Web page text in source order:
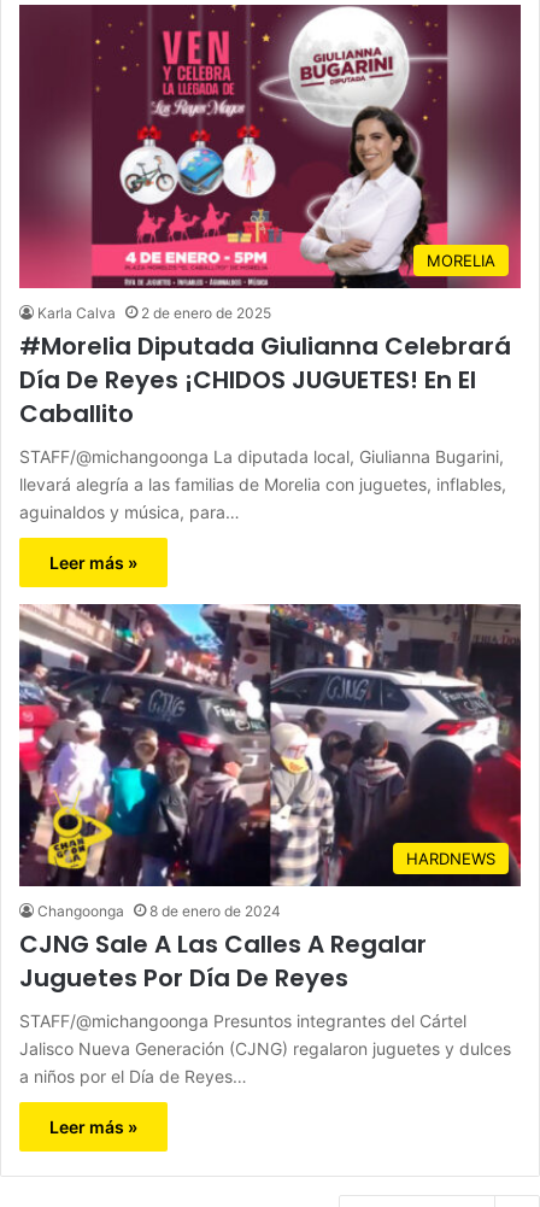
MORELIA
Karla Calva 2 de enero de 2025
#Morelia Diputada Giulianna Celebrará
Día De Reyes ¡CHIDOS JUGUETES! En El
Caballito
STAFF/@michangoonga La diputada local, Giulianna Bugarini,
llevará alegría a las familias de Morelia con juguetes, inflables,
aguinaldos y música, para…
Leer más »
HARDNEWS
Changoonga 8 de enero de 2024
CJNG Sale A Las Calles A Regalar
Juguetes Por Día De Reyes
STAFF/@michangoonga Presuntos integrantes del Cártel
Jalisco Nueva Generación (CJNG) regalaron juguetes y dulces
a niños por el Día de Reyes…
Leer más »